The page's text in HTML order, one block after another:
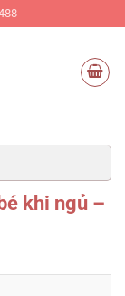
khi ngủ –